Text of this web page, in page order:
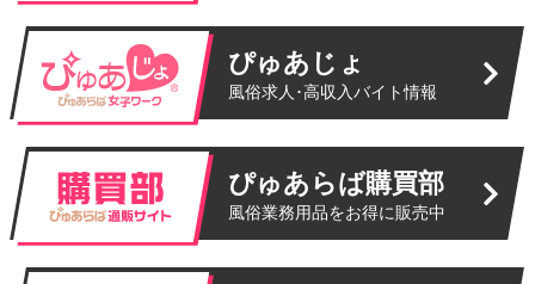
ぴゅあじょ
風俗求人･高収入バイト情報
ぴゅあらば購買部
風俗業務用品をお得に販売中